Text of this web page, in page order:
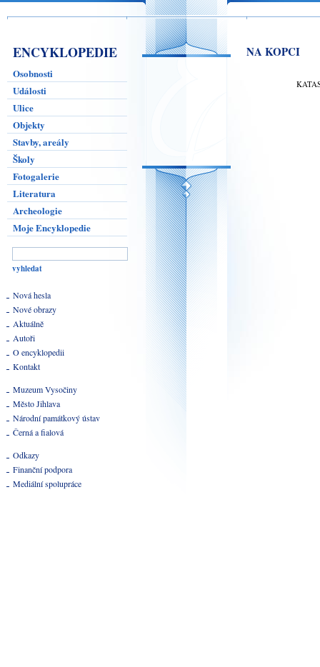
ENCYKLOPEDIE
Osobnosti
Události
Ulice
Objekty
Stavby, areály
Školy
Fotogalerie
Literatura
Archeologie
Moje Encyklopedie
Nová hesla
Nové obrazy
Aktuálně
Autoři
O encyklopedii
Kontakt
Muzeum Vysočiny
Město Jihlava
Národní památkový ústav
Černá a fialová
Odkazy
Finanční podpora
Mediální spolupráce
NA KOPCI